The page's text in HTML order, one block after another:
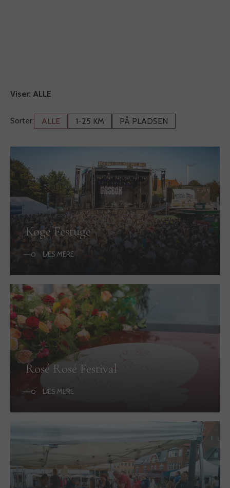
Viser: ALLE
Sorter: ALLE 1-25 KM PÅ PLADSEN
Køge Festuge
LÆS MERE
Rosé Rosé Festival
LÆS MERE